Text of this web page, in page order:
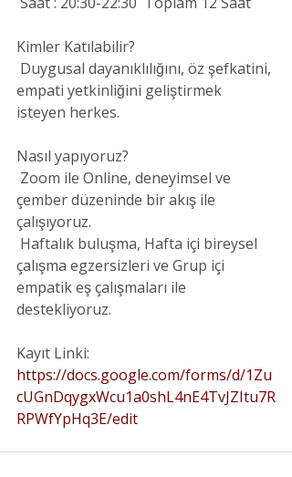
Kimler Katılabilir?
empati yetkinliğini geliştirmek
isteyen herkes.
Nasıl yapıyoruz?
çember düzeninde bir akış ile
çalışıyoruz.
çalışma egzersizleri ve Grup içi
empatik eş çalışmaları ile
destekliyoruz.
Kayıt Linki:
https://docs.google.com/forms/d/1Zu
cUGnDqygxWcu1a0shL4nE4TvJZItu7R
RPWfYpHq3E/edit